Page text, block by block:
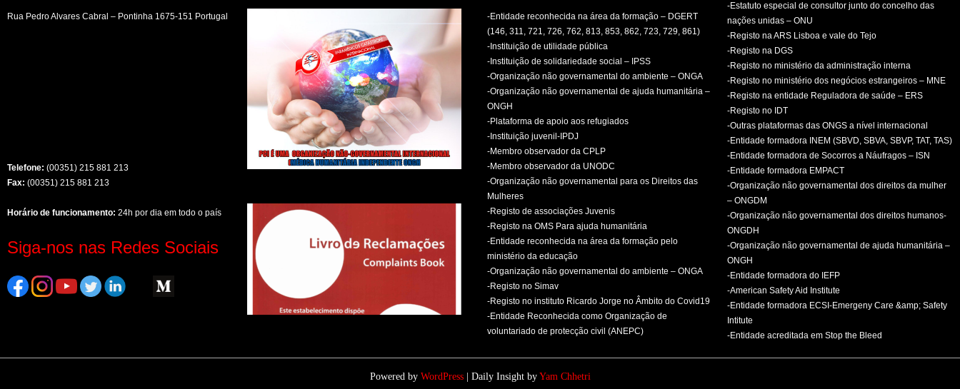
Rua Pedro Alvares Cabral – Pontinha 1675-151 Portugal
Telefone: (00351) 215 881 213
Fax: (00351) 215 881 213
Horário de funcionamento: 24h por dia em todo o país
Siga-nos nas Redes Sociais
-Entidade reconhecida na área da formação – DGERT
(146, 311, 721, 726, 762, 813, 853, 862, 723, 729, 861)
-Instituição de utilidade pública
-Instituição de solidariedade social – IPSS
-Organização não governamental do ambiente – ONGA
-Organização não governamental de ajuda humanitária –
ONGH
-Plataforma de apoio aos refugiados
-Instituição juvenil-IPDJ
-Membro observador da CPLP
-Membro observador da UNODC
-Organização não governamental para os Direitos das
Mulheres
-Registo de associações Juvenis
-Registo na OMS Para ajuda humanitária
-Entidade reconhecida na área da formação pelo
ministério da educação
-Organização não governamental do ambiente – ONGA
-Registo no Simav
-Registo no instituto Ricardo Jorge no Âmbito do Covid19
-Entidade Reconhecida como Organização de
voluntariado de protecção civil (ANEPC)
-Estatuto especial de consultor junto do concelho das
nações unidas – ONU
-Registo na ARS Lisboa e vale do Tejo
-Registo na DGS
-Registo no ministério da administração interna
-Registo no ministério dos negócios estrangeiros – MNE
-Registo na entidade Reguladora de saúde – ERS
-Registo no IDT
-Outras plataformas das ONGS a nível internacional
-Entidade formadora INEM (SBVD, SBVA, SBVP, TAT, TAS)
-Entidade formadora de Socorros a Náufragos – ISN
-Entidade formadora EMPACT
-Organização não governamental dos direitos da mulher
– ONGDM
-Organização não governamental dos direitos humanos-
ONGDH
-Organização não governamental de ajuda humanitária –
ONGH
-Entidade formadora do IEFP
-American Safety Aid Institute
-Entidade formadora ECSI-Emergeny Care &amp; Safety
Intitute
-Entidade acreditada em Stop the Bleed
Powered by WordPress| Daily Insight by Yam Chhetri